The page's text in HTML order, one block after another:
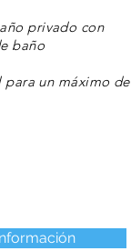
privado con
baño
para un máximo de